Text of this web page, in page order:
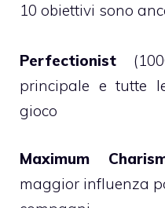
10 obiettivi sono
Perfectionist
principale e tutte
gioco
Maximum
maggior influenza